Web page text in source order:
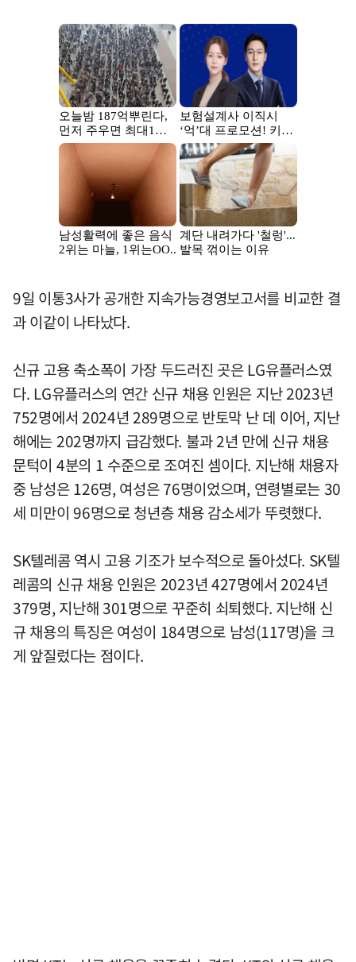
9일 이통3사가 공개한 지속가능경영보고서를 비교한 결
과 이같이 나타났다.
신규 고용 축소폭이 가장 두드러진 곳은 LG유플러스였
다. LG유플러스의 연간 신규 채용 인원은 지난 2023년
752명에서 2024년 289명으로 반토막 난 데 이어, 지난
해에는 202명까지 급감했다. 불과 2년 만에 신규 채용
문턱이 4분의 1 수준으로 조여진 셈이다. 지난해 채용자
중 남성은 126명, 여성은 76명이었으며, 연령별로는 30
세 미만이 96명으로 청년층 채용 감소세가 뚜렷했다.
SK텔레콤 역시 고용 기조가 보수적으로 돌아섰다. SK텔
레콤의 신규 채용 인원은 2023년 427명에서 2024년
379명, 지난해 301명으로 꾸준히 쇠퇴했다. 지난해 신
규 채용의 특징은 여성이 184명으로 남성(117명)을 크
게 앞질렀다는 점이다.